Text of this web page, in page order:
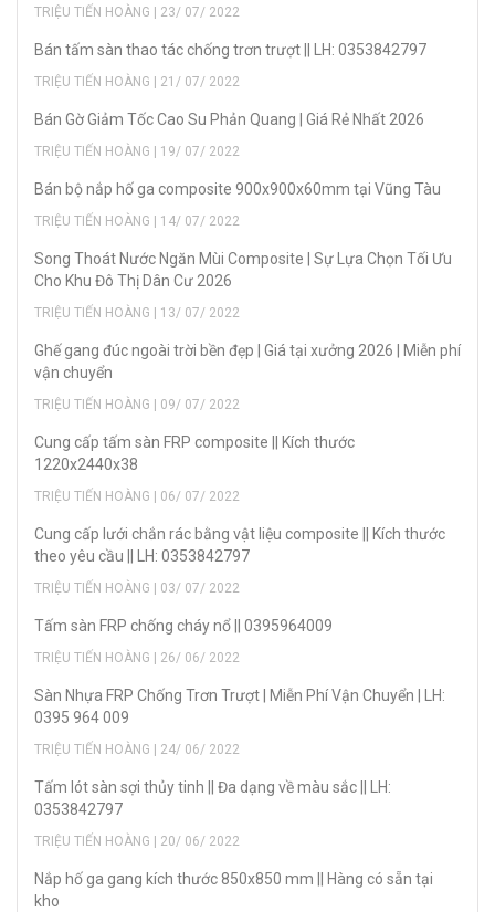
TRIỆU TIẾN HOÀNG | 23/ 07/ 2022
Bán tấm sàn thao tác chống trơn trượt || LH: 0353842797
TRIỆU TIẾN HOÀNG | 21/ 07/ 2022
Bán Gờ Giảm Tốc Cao Su Phản Quang | Giá Rẻ Nhất 2026
TRIỆU TIẾN HOÀNG | 19/ 07/ 2022
Bán bộ nắp hố ga composite 900x900x60mm tại Vũng Tàu
TRIỆU TIẾN HOÀNG | 14/ 07/ 2022
Song Thoát Nước Ngăn Mùi Composite | Sự Lựa Chọn Tối Ưu
Cho Khu Đô Thị Dân Cư 2026
TRIỆU TIẾN HOÀNG | 13/ 07/ 2022
Ghế gang đúc ngoài trời bền đẹp | Giá tại xưởng 2026 | Miễn phí
vận chuyển
TRIỆU TIẾN HOÀNG | 09/ 07/ 2022
Cung cấp tấm sàn FRP composite || Kích thước
1220x2440x38
TRIỆU TIẾN HOÀNG | 06/ 07/ 2022
Cung cấp lưới chắn rác bằng vật liệu composite || Kích thước
theo yêu cầu || LH: 0353842797
TRIỆU TIẾN HOÀNG | 03/ 07/ 2022
Tấm sàn FRP chống cháy nổ || 0395964009
TRIỆU TIẾN HOÀNG | 26/ 06/ 2022
Sàn Nhựa FRP Chống Trơn Trượt | Miễn Phí Vận Chuyển | LH:
0395 964 009
TRIỆU TIẾN HOÀNG | 24/ 06/ 2022
Tấm lót sàn sợi thủy tinh || Đa dạng về màu sắc || LH:
0353842797
TRIỆU TIẾN HOÀNG | 20/ 06/ 2022
Nắp hố ga gang kích thước 850x850 mm || Hàng có sẵn tại
kho